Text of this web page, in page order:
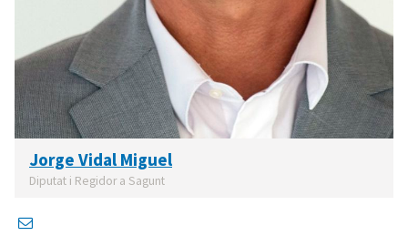
Jorge Vidal Miguel
Diputat i Regidor a Sagunt